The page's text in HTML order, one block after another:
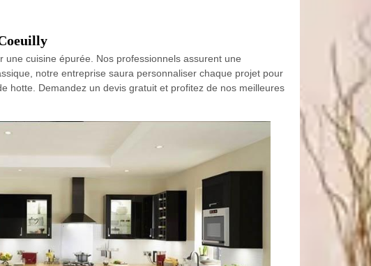
cuisine épurée. Nos professionnels assurent une
notre entreprise saura personnaliser chaque projet pour
hotte. Demandez un devis gratuit et profitez de nos meilleures